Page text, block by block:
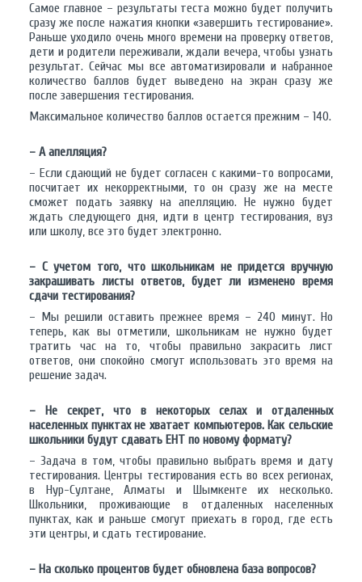
Самое главное – результаты теста можно будет получить
сразу же после нажатия кнопки «завершить тестирование».
Раньше уходило очень много времени на проверку ответов,
дети и родители переживали, ждали вечера, чтобы узнать
результат. Сейчас мы все автоматизировали и набранное
количество баллов будет выведено на экран сразу же
после завершения тестирования.
Максимальное количество баллов остается прежним – 140.
– А апелляция?
– Если сдающий не будет согласен с какими-то вопросами,
посчитает их некорректными, то он сразу же на месте
сможет подать заявку на апелляцию. Не нужно будет
ждать следующего дня, идти в центр тестирования, вуз
или школу, все это будет электронно.
– С учетом того, что школьникам не придется вручную
закрашивать листы ответов, будет ли изменено время
сдачи тестирования?
– Мы решили оставить прежнее время – 240 минут. Но
теперь, как вы отметили, школьникам не нужно будет
тратить час на то, чтобы правильно закрасить лист
ответов, они спокойно смогут использовать это время на
решение задач.
– Не секрет, что в некоторых селах и отдаленных
населенных пунктах не хватает компьютеров. Как сельские
школьники будут сдавать ЕНТ по новому формату?
– Задача в том, чтобы правильно выбрать время и дату
тестирования. Центры тестирования есть во всех регионах,
в Нур-Султане, Алматы и Шымкенте их несколько.
Школьники, проживающие в отдаленных населенных
пунктах, как и раньше смогут приехать в город, где есть
эти центры, и сдать тестирование.
– На сколько процентов будет обновлена база вопросов?